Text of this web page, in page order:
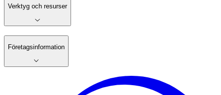
Verktyg och resurser
Företagsinformation